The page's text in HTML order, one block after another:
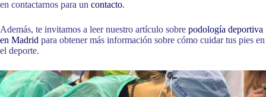
en contactarnos para un contacto.
Además, te invitamos a leer nuestro artículo sobre podología deportiva
en Madrid para obtener más información sobre cómo cuidar tus pies en
el deporte.